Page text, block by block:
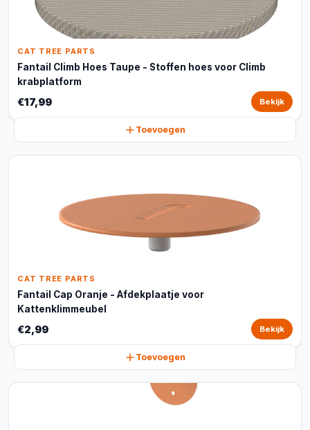
CAT TREE PARTS
Fantail Climb Hoes Taupe - Stoffen hoes voor Climb
krabplatform
€17,99 Bekijk
Toevoegen
CAT TREE PARTS
Fantail Cap Oranje - Afdekplaatje voor
Kattenklimmeubel
€2,99 Bekijk
Toevoegen